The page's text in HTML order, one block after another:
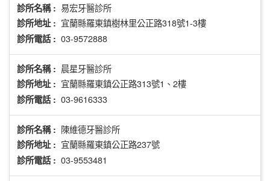
診所名稱 : 易宏牙醫診所
診所地址 : 宜蘭縣羅東鎮樹林里公正路318號1-3樓
診所電話 : 03-9572888
診所名稱 : 晨星牙醫診所
診所地址 : 宜蘭縣羅東鎮公正路313號1、2樓
診所電話 : 03-9616333
診所名稱 : 陳維德牙醫診所
診所地址 : 宜蘭縣羅東鎮公正路237號
診所電話 : 03-9553481